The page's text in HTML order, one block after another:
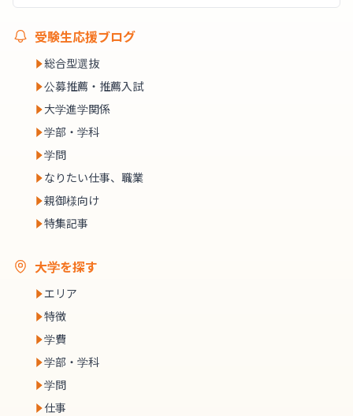
受験生応援ブログ
総合型選抜
公募推薦・推薦入試
大学進学関係
学部・学科
学問
なりたい仕事、職業
親御様向け
特集記事
大学を探す
エリア
特徴
学費
学部・学科
学問
仕事